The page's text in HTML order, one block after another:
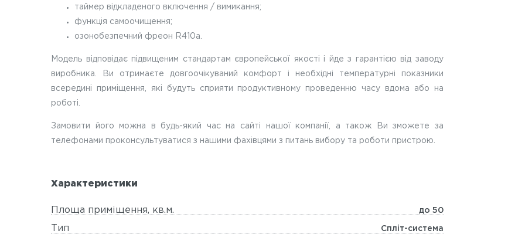
таймер відкладеного включення / вимикання;
функція самоочищення;
озонобезпечний фреон R410a.
Модель відповідає підвищеним стандартам європейської якості і йде з гарантією від заводу
виробника. Ви отримаєте довгоочікуваний комфорт і необхідні температурні показники
всередині приміщення, які будуть сприяти продуктивному проведенню часу вдома або на
роботі.
Замовити його можна в будь-який час на сайті нашої компанії, а також Ви зможете за
телефонами проконсультуватися з нашими фахівцями з питань вибору та роботи пристрою.
Характеристики
Площа приміщення, кв.м. до 50
Тип Сплiт-система